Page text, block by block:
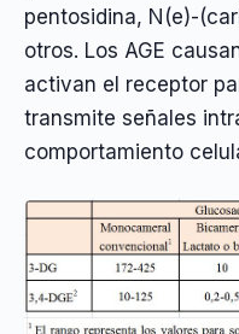
pentosidina, N(e)-
otros. Los AGE
activan el receptor
transmite señales
comportamiento